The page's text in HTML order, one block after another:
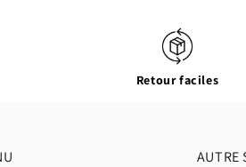
Retour faciles
AUTRE